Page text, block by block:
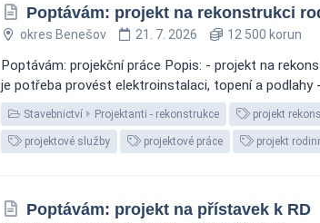
Poptávám: projekt na rekonstrukci
okres Benešov 21. 7. 2026 12 500 korun
Poptávám: projekční práce Popis: - projekt na
je potřeba provést elektroinstalaci, topení a
Stavebnictví Projektanti - rekonstrukce projekt
projektové služby projektové práce projekt
Poptávám: projekt na přístavek k RD